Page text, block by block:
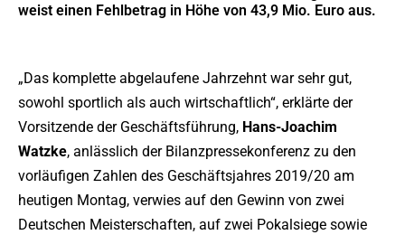
weist einen Fehlbetrag in Höhe von 43,9 Mio. Euro aus.
„Das komplette abgelaufene Jahrzehnt war sehr gut,
sowohl sportlich als auch wirtschaftlich“, erklärte der
Vorsitzende der Geschäftsführung, Hans-Joachim
Watzke, anlässlich der Bilanzpressekonferenz zu den
vorläufigen Zahlen des Geschäftsjahres 2019/20 am
heutigen Montag, verwies auf den Gewinn von zwei
Deutschen Meisterschaften, auf zwei Pokalsiege sowie